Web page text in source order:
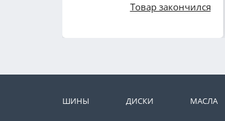
Товар закончился
ШИНЫ ДИСКИ МАСЛА